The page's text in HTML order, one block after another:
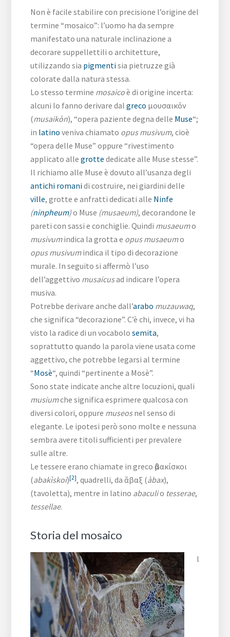
Non è facile stabilire con precisione l’origine del
termine “mosaico”: l’uomo ha da sempre
manifestato una naturale inclinazione a
decorare suppellettili o architetture,
utilizzando sia pigmentisia pietruzze già
colorate dalla natura stessa.
Lo stesso termine mosaicoè di origine incerta:
alcuni lo fanno derivare dalgreco μουσαικόν
(musaikòn), “opera paziente degna delle Muse“;
in latino veniva chiamato opus musivum, cioè
“opera delle Muse” oppure “rivestimento
applicato allegrotte dedicate alle Muse stesse”.
Il richiamo alle Muse è dovuto all’usanza degli
antichi romanidi costruire, nei giardini delle
ville, grotte e anfratti dedicati alle Ninfe
(ninpheum)o Muse (musaeum), decorandone le
pareti con sassi e conchiglie. Quindi musaeumo
musivumindica la grotta e opus musaeumo
opus musivumindica il tipo di decorazione
murale. In seguito si affermò l’uso
dell’aggettivo musaicusad indicare l’opera
musiva.
Potrebbe derivare anche dall’arabo muzauwaq,
che significa “decorazione”. C’è chi, invece, vi ha
visto la radice di un vocabolosemita,
soprattutto quando la parola viene usata come
aggettivo, che potrebbe legarsi al termine
“Mosè“, quindi “pertinente a Mosè”.
Sono state indicate anche altre locuzioni, quali
musiumche significa esprimere qualcosa con
diversi colori, oppure museosnel senso di
elegante. Le ipotesi però sono molte e nessuna
sembra avere titoli sufficienti per prevalere
sulle altre.
Le tessere erano chiamate in greco ἀβακίσκοι
(abakìskoi)[2], quadrelli, da ἄβαξ (àbax),
(tavoletta), mentre in latino abaculio tesserae,
tessellae.
Storia del mosaico
l